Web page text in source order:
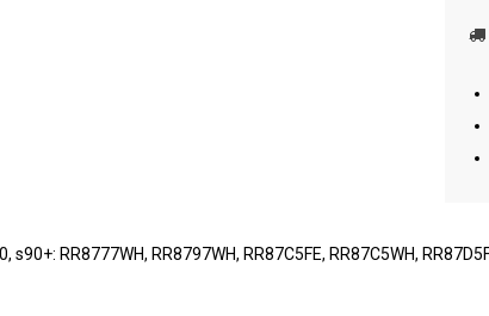
RR8777WH, RR8797WH, RR87C5FE, RR87C5WH,